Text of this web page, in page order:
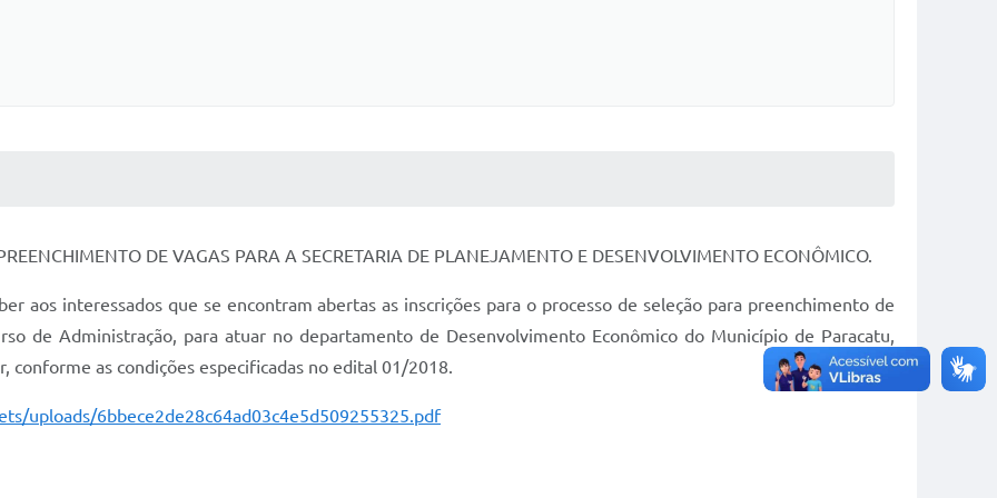
DE VAGAS PARA A SECRETARIA DE PLANEJAMENTO E DESENVOLVIMENTO ECONÔMICO.
aos interessados que se encontram abertas as inscrições para o processo de seleção para preenchimento de
de Administração, para atuar no departamento de Desenvolvimento Econômico do Município de Paracatu,
conforme as condições especificadas no edital 01/2018.
uploads/6bbece2de28c64ad03c4e5d509255325.pdf